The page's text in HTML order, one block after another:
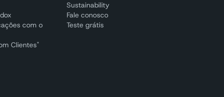
com o
Clientes"
Sustainability
Fale conosco
Teste grátis